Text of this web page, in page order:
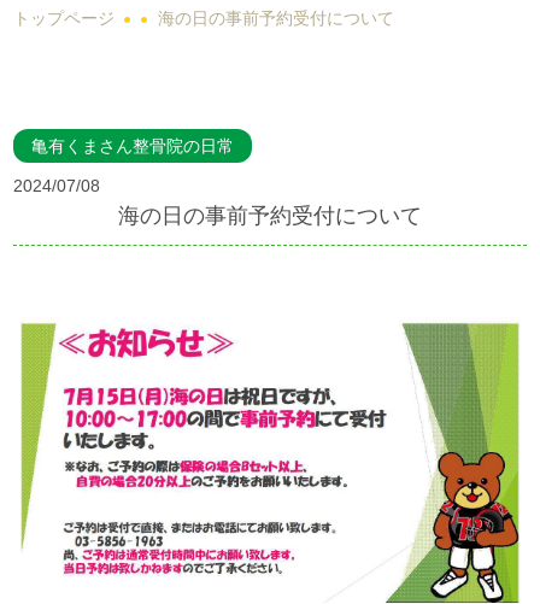
トップページ 海の日の事前予約受付について
亀有くまさん整骨院の日常
2024/07/08
海の日の事前予約受付について